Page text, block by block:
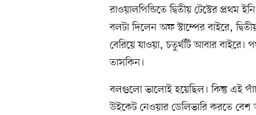
রাওয়ালপিন্ডিতে দ্বিতীয় টেস্টের
বলটা দিলেন অফ স্টাম্পের বাইরে,
বেরিয়ে যাওয়া, চতুর্থটি আবার বাইরে।
তাসকিন।
বলগুলো ভালোই হয়েছিল। কিন্তু এই
উইকেট নেওয়ার ডেলিভারি করতে